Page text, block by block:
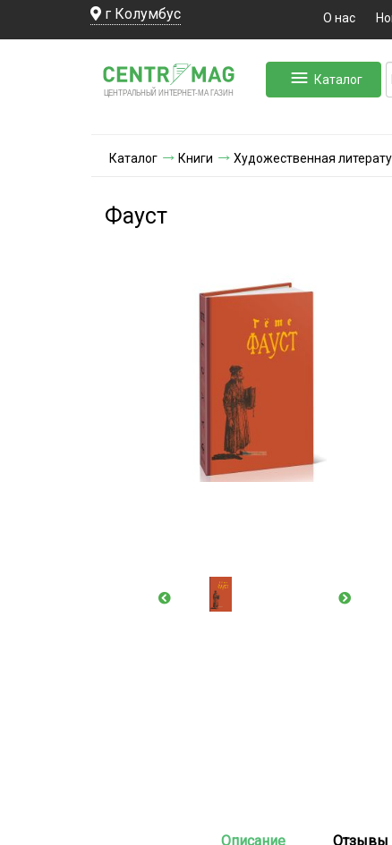
г Колумбус О нас
ЦЕНТРАЛЬНЫЙ ИНТЕРНЕТ-МА ГАЗИН
Каталог
Каталог Книги Художественная
Фауст
Описание Отзывы